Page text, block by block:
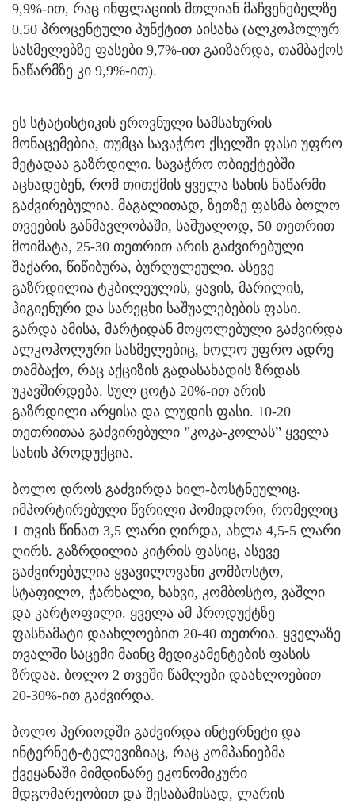
9,9%-ით, რაც ინფლაციის მთლიან მაჩვენებელზე
0,50 პროცენტული პუნქტით აისახა (ალკოჰოლურ
სასმელებზე ფასები 9,7%-ით გაიზარდა, თამბაქოს
ნაწარმზე კი 9,9%-ით).
ეს სტატისტიკის ეროვნული სამსახურის
მონაცემებია, თუმცა სავაჭრო ქსელში ფასი უფრო
მეტადაა გაზრდილი. სავაჭრო ობიექტებში
აცხადებენ, რომ თითქმის ყველა სახის ნაწარმი
გაძვირებულია. მაგალითად, ზეთზე ფასმა ბოლო
თვეების განმავლობაში, საშუალოდ, 50 თეთრით
მოიმატა, 25-30 თეთრით არის გაძვირებული
შაქარი, წიწიბურა, ბურღულეული. ასევე
გაზრდილია ტკბილეულის, ყავის, მარილის,
ჰიგიენური და სარეცხი საშუალებების ფასი.
გარდა ამისა, მარტიდან მოყოლებული გაძვირდა
ალკოჰოლური სასმელებიც, ხოლო უფრო ადრე
თამბაქო, რაც აქციზის გადასახადის ზრდას
უკავშირდება. სულ ცოტა 20%-ით არის
გაზრდილი არყისა და ლუდის ფასი. 10-20
თეთრითაა გაძვირებული ”კოკა-კოლას” ყველა
სახის პროდუქცია.
ბოლო დროს გაძვირდა ხილ-ბოსტნეულიც.
იმპორტირებული წვრილი პომიდორი, რომელიც
1 თვის წინათ 3,5 ლარი ღირდა, ახლა 4,5-5 ლარი
ღირს. გაზრდილია კიტრის ფასიც, ასევე
გაძვირებულია ყვავილოვანი კომბოსტო,
სტაფილო, ჭარხალი, ხახვი, კომბოსტო, ვაშლი
და კარტოფილი. ყველა ამ პროდუქტზე
ფასნამატი დაახლოებით 20-40 თეთრია. ყველაზე
თვალში საცემი მაინც მედიკამენტების ფასის
ზრდაა. ბოლო 2 თვეში წამლები დაახლოებით
20-30%-ით გაძვირდა.
ბოლო პერიოდში გაძვირდა ინტერნეტი და
ინტერნეტ-ტელევიზიაც, რაც კომპანიებმა
ქვეყანაში მიმდინარე ეკონომიკური
მდგომარეობით და შესაბამისად, ლარის